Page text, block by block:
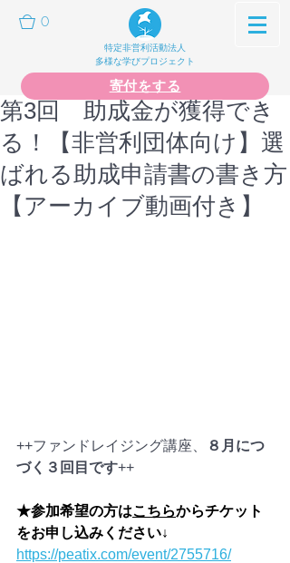
0
特定非営利活動法人
多様な学びプロジェクト
寄付をする
第3回 助成金が獲得でき
る！【非営利団体向け】選
ばれる助成申請書の書き方
【アーカイブ動画付き】
++ファンドレイジング講座、
８月につ
づく３回目です++
★参加希望の方はこちらからチケット
をお申し込みください↓
https://peatix.com/event/2755716/